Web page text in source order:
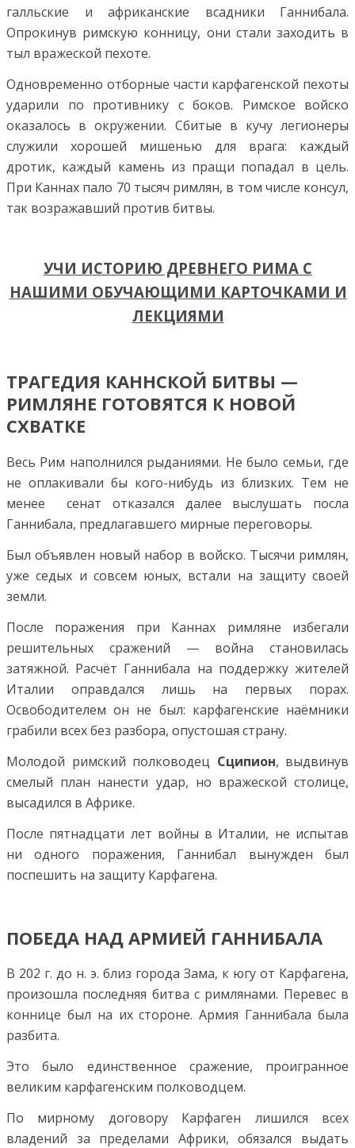
галльские и африканские всадники Ганнибала.
Опрокинув римскую конницу, они стали заходить в
тыл вражеской пехоте.
Одновременно отборные части карфагенской пехоты
ударили по противнику с боков. Римское войско
оказалось в окружении. Сбитые в кучу легионеры
служили хорошей мишенью для врага: каждый
дротик, каждый камень из пращи попадал в цель.
При Каннах пало 70 тысяч римлян, в том числе консул,
так возражавший против битвы.
УЧИ ИСТОРИЮ ДРЕВНЕГО РИМА С
НАШИМИ ОБУЧАЮЩИМИ КАРТОЧКАМИ И
ЛЕКЦИЯМИ
ТРАГЕДИЯ КАННСКОЙ БИТВЫ —
РИМЛЯНЕ ГОТОВЯТСЯ К НОВОЙ
СХВАТКЕ
Весь Рим наполнился рыданиями. Не было семьи, где
не оплакивали бы кого-нибудь из близких. Тем не
менее сенат отказался далее выслушать посла
Ганнибала, предлагавшего мирные переговоры.
Был объявлен новый набор в войско. Тысячи римлян,
уже седых и совсем юных, встали на защиту своей
земли.
После поражения при Каннах римляне избегали
решительных сражений — война становилась
затяжной. Расчёт Ганнибала на поддержку жителей
Италии оправдался лишь на первых порах.
Освободителем он не был: карфагенские наёмники
грабили всех без разбора, опустошая страну.
Молодой римский полководец Сципион, выдвинув
смелый план нанести удар, но вражеской столице,
высадился в Африке.
После пятнадцати лет войны в Италии, не испытав
ни одного поражения, Ганнибал вынужден был
поспешить на защиту Карфагена.
ПОБЕДА НАД АРМИЕЙ ГАННИБАЛА
В 202 г. до н. э. близ города Зама, к югу от Карфагена,
произошла последняя битва с римлянами. Перевес в
коннице был на их стороне. Армия Ганнибала была
разбита.
Это было единственное сражение, проигранное
великим карфагенским полководцем.
По мирному договору Карфаген лишился всех
владений за пределами Африки, обязался выдать